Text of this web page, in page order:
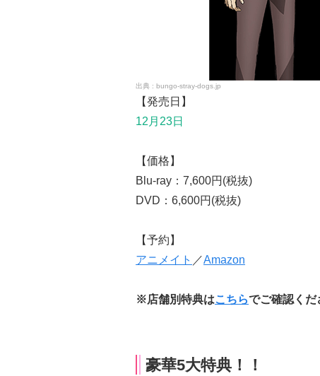
bungo-stray-dogs.jp
【発売日】
12月23日
【価格】
Blu-ray：7,600円(税抜)
DVD：6,600円(税抜)
【予約】
アニメイト ／Amazon
※店舗別特典はこちらでご確認くだ
豪華5大特典！！